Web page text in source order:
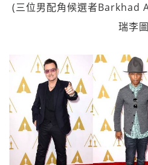
(三位男配角候選者Barkhad
瑞李